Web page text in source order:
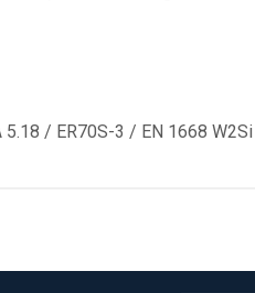
/ ER70S-3 / EN 1668 W2Si